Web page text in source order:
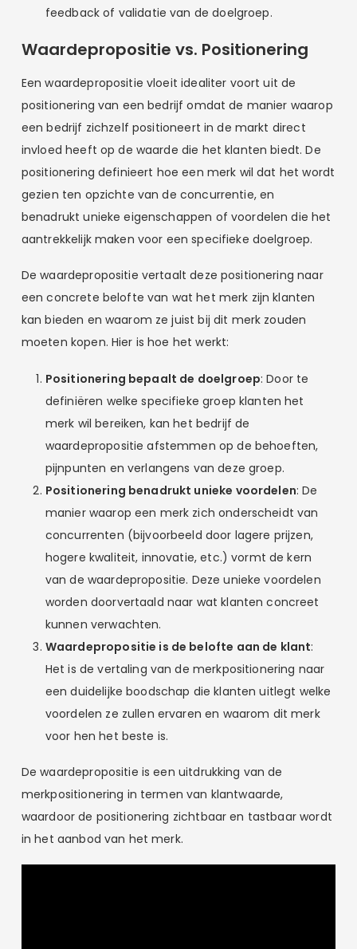
feedback of validatie van de doelgroep.
Waardepropositie vs. Positionering
Een waardepropositie vloeit idealiter voort uit de
positionering van een bedrijf omdat de manier waarop
een bedrijf zichzelf positioneert in de markt direct
invloed heeft op de waarde die het klanten biedt. De
positionering definieert hoe een merk wil dat het wordt
gezien ten opzichte van de concurrentie, en
benadrukt unieke eigenschappen of voordelen die het
aantrekkelijk maken voor een specifieke doelgroep.
De waardepropositie vertaalt deze positionering naar
een concrete belofte van wat het merk zijn klanten
kan bieden en waarom ze juist bij dit merk zouden
moeten kopen. Hier is hoe het werkt:
Positionering bepaalt de doelgroep: Door te
definiëren welke specifieke groep klanten het
merk wil bereiken, kan het bedrijf de
waardepropositie afstemmen op de behoeften,
pijnpunten en verlangens van deze groep.
Positionering benadrukt unieke voordelen: De
manier waarop een merk zich onderscheidt van
concurrenten (bijvoorbeeld door lagere prijzen,
hogere kwaliteit, innovatie, etc.) vormt de kern
van de waardepropositie. Deze unieke voordelen
worden doorvertaald naar wat klanten concreet
kunnen verwachten.
Waardepropositie is de belofte aan de klant:
Het is de vertaling van de merkpositionering naar
een duidelijke boodschap die klanten uitlegt welke
voordelen ze zullen ervaren en waarom dit merk
voor hen het beste is.
De waardepropositie is een uitdrukking van de
merkpositionering in termen van klantwaarde,
waardoor de positionering zichtbaar en tastbaar wordt
in het aanbod van het merk.